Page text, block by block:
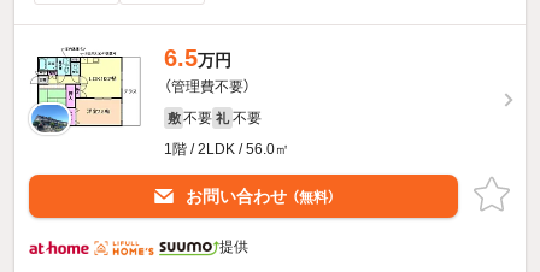
6.5万円
（管理費不要）
敷 不要 礼 不要
1階 / 2LDK / 56.0㎡
お問い合わせ （無料）
提供